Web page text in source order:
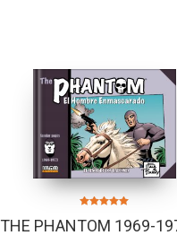
5.00
de 5
THE PHANTOM 1969-